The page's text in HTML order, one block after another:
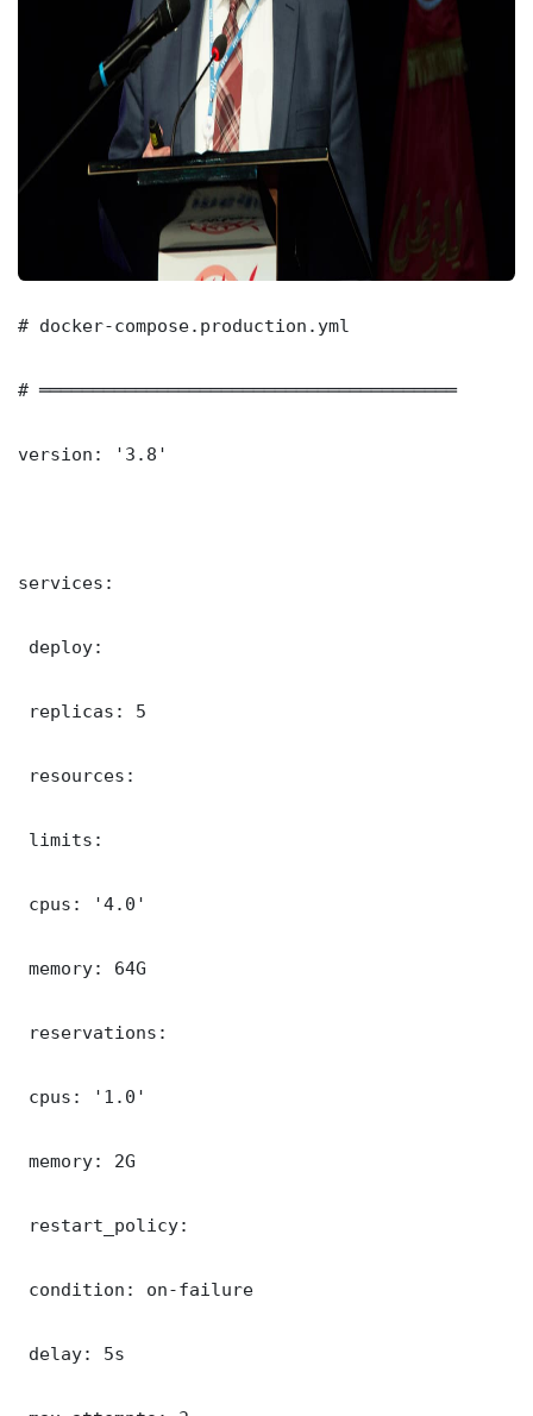
# docker-compose.production.yml
# ═══════════════════════════════════════
version: '3.8'
services:
deploy:
replicas: 5
resources:
limits:
cpus: '4.0'
memory: 64G
reservations:
cpus: '1.0'
memory: 2G
restart_policy:
condition: on-failure
delay: 5s